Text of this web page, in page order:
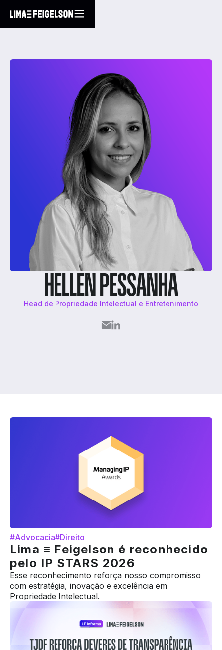
HELLEN PESSANHA
Head de Propriedade Intelectual e Entretenimento
#Advocacia#Direito
Lima ≡ Feigelson é reconhecido
pelo IP STARS 2026
Esse reconhecimento reforça nosso compromisso
com estratégia, inovação e excelência em
Propriedade Intelectual.